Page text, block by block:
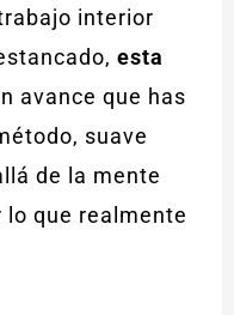
interior
esta
avance que has
suave
de la mente
que realmente